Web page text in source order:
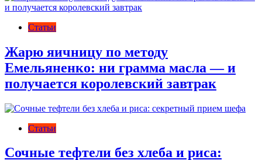
Статьи
Жарю яичницу по методу
Емельяненко: ни грамма масла — и
получается королевский завтрак
Статьи
Сочные тефтели без хлеба и риса: